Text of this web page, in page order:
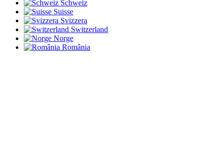
Schweiz
Suisse
Svizzera
Switzerland
Norge
România